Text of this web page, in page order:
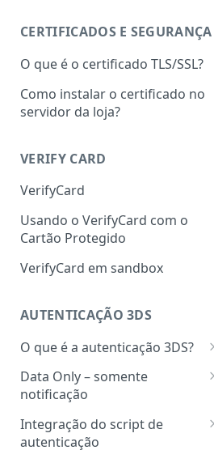
Institucional
CERTIFICADOS E SEGURANÇA
O que é o certificado TLS/SSL?
Como instalar o certificado no
servidor da loja?
VERIFY CARD
VerifyCard
Usando o VerifyCard com o
Cartão Protegido
VerifyCard em sandbox
AUTENTICAÇÃO 3DS
O que é a autenticação 3DS?
Como funciona a autorização
com autenticação 3DS?
Autorização com autenticação
Bandeiras e adquirentes
Data Only – somente
notificação
Autorização para transações
Data Only
Integração do script de
autenticação